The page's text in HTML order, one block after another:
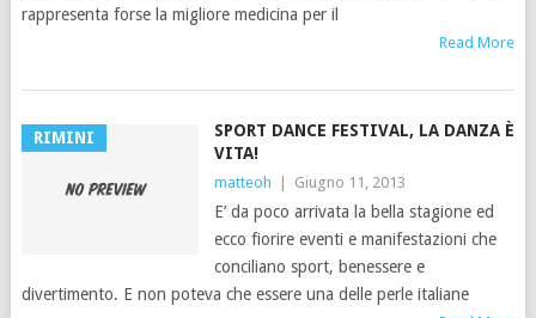
rappresenta forse la migliore medicina per il
Read More
RIMINI
SPORT DANCE FESTIVAL, LA DANZA È
VITA!
matteoh Giugno 11, 2013
E’ da poco arrivata la bella stagione ed
ecco fiorire eventi e manifestazioni che
conciliano sport, benessere e
divertimento. E non poteva che essere una delle perle italiane